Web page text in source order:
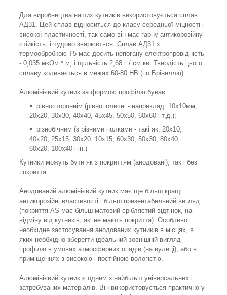
Для виробництва наших кутників використовується сплав
АД31. Цей сплав відноситься до класу середньої міцності і
високої пластичності, так само він має гарну антикорозійну
стійкість, і чудово зварюється. Сплав АД31 з
термообробкою Т5 має досить непогану електропровідність
- 0,035 мкОм * м, і щільність 2,68 г / см.кв. Твердість цього
сплаву коливається в межах 60-80 НВ (по Брінеллю).
Алюмінієвий кутник за формою профілю буває:
рівностороннім (рівнополичні - наприклад: 10х10мм,
20х20, 30х30, 40х40, 45х45, 50х50, 60х60 і т.д.);
різнобічним (з різними полками - такі як: 20х10,
40х20, 25х15, 30х20, 10х15, 60х30, 50х30, 80х40,
60х20, 100х40 і ін.)
Кутники можуть бути як з покриттям (анодовані), так і без
покриття.
Анодований алюмінієвий кутник має ще більш кращі
антикорозійні властивості і більш презентабельний вигляд
(покриття AS має більш матовий сріблястий відтінок, на
відміну від кутників, які не мають покриття). Особливо
необхідне застосування анодованих кутників в місцях, в
яких необхідно зберегти ідеальний зовнішній вигляд
профілю в умовах атмосферних опадів (на вулиці), або в
приміщеннях з високою і постійною вологістю.
Алюмінієвий кутник є одним з найбільш універсальних і
затребуваних матеріалів. Він використовується практично у